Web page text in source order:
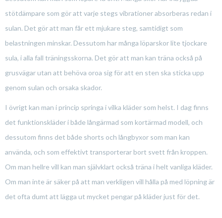
stötdämpare som gör att varje stegs vibrationer absorberas redan i
sulan. Det gör att man får ett mjukare steg, samtidigt som
belastningen minskar. Dessutom har många löparskor lite tjockare
sula, i alla fall träningsskorna. Det gör att man kan träna också på
grusvägar utan att behöva oroa sig för att en sten ska sticka upp
genom sulan och orsaka skador.
I övrigt kan man i princip springa i vilka kläder som helst. I dag finns
det funktionskläder i både långärmad som kortärmad modell, och
dessutom finns det både shorts och långbyxor som man kan
använda, och som effektivt transporterar bort svett från kroppen.
Om man hellre vill kan man självklart också träna i helt vanliga kläder.
Om man inte är säker på att man verkligen vill hålla på med löpning är
det ofta dumt att lägga ut mycket pengar på kläder just för det.